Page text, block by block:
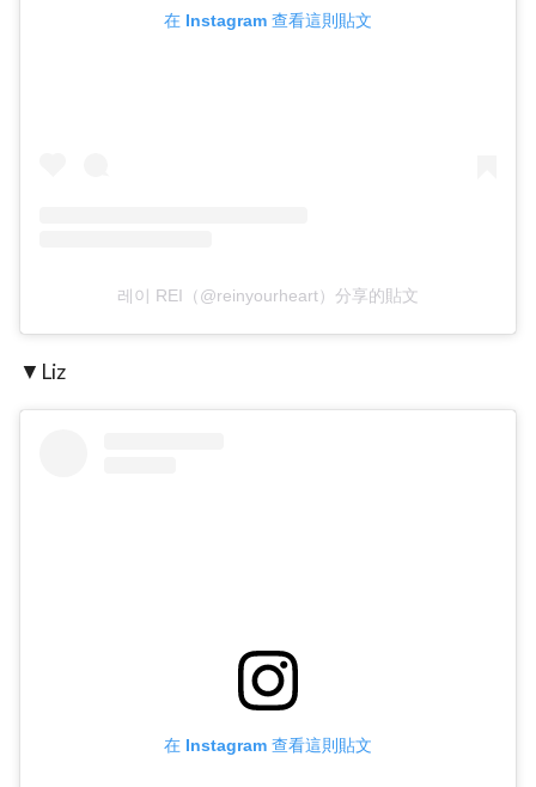
在 Instagram 查看這則貼文
레이 REI（@reinyourheart）分享的貼文
▼Liz
在 Instagram 查看這則貼文